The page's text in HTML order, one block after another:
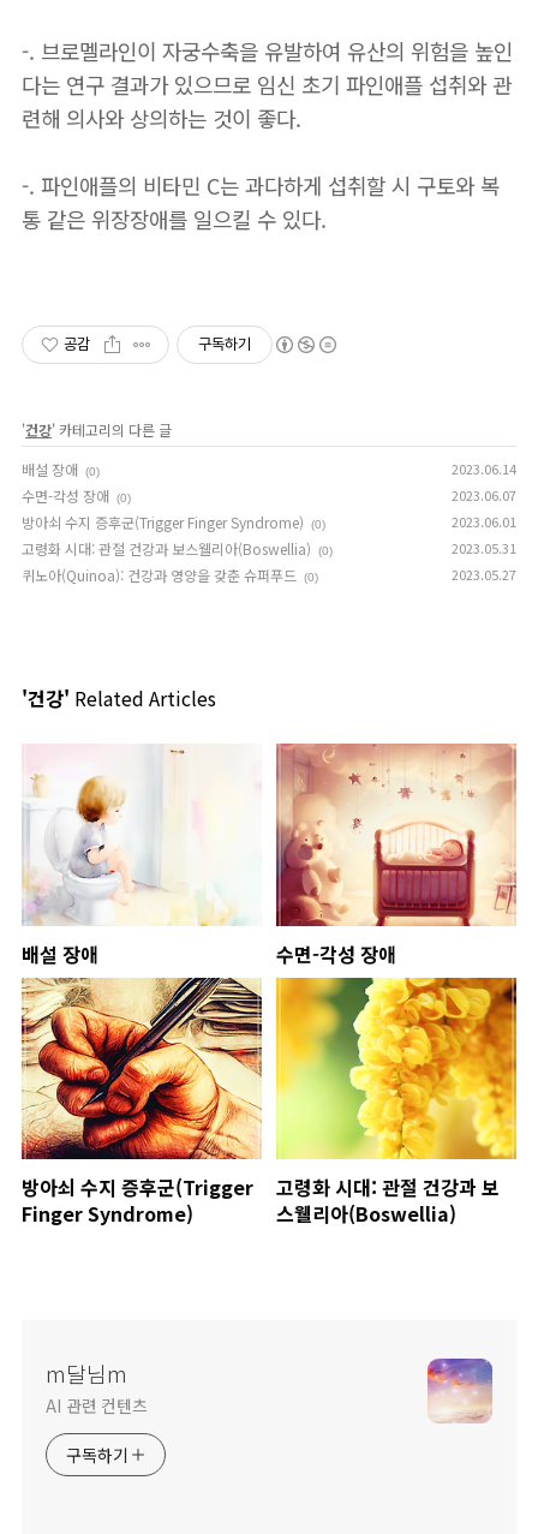
-. 브로멜라인이 자궁수축을 유발하여 유산의 위험을 높인
다는 연구 결과가 있으므로 임신 초기 파인애플 섭취와 관
련해 의사와 상의하는 것이 좋다.
-. 파인애플의 비타민 C는 과다하게 섭취할 시 구토와 복
통 같은 위장장애를 일으킬 수 있다.
공감 구독하기
'건강' 카테고리의 다른 글
배설 장애
(0) 2023.06.14
수면-각성 장애 (0) 2023.06.07
방아쇠 수지 증후군(Trigger Finger Syndrome) (0) 2023.06.01
고령화 시대: 관절 건강과 보스웰리아(Boswellia) (0) 2023.05.31
퀴노아(Quinoa): 건강과 영양을 갖춘 슈퍼푸드 (0) 2023.05.27
'건강' Related Articles
배설 장애 수면-각성 장애
방아쇠 수지 증후군(Trigger
Finger Syndrome)
고령화 시대: 관절 건강과 보
스웰리아(Boswellia)
m달님m
AI 관련 컨텐츠
구독하기